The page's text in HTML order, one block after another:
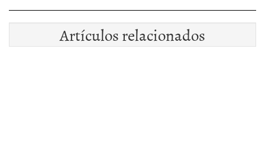
Artículos relacionados